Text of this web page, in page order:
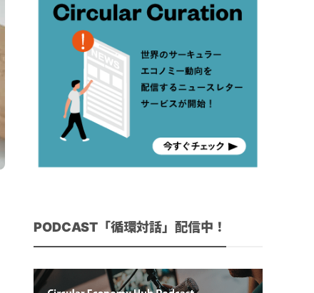
PODCAST「循環対話」配信中！